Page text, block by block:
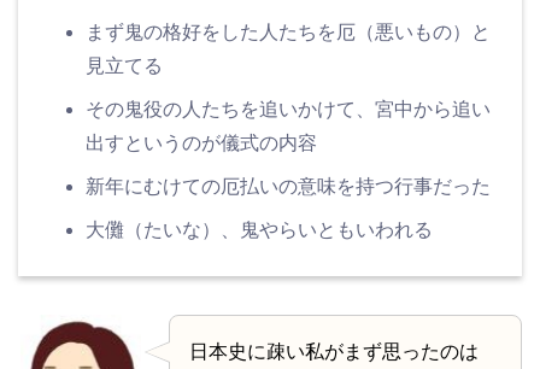
まず鬼の格好をした人たちを厄（悪いもの）と
見立てる
その鬼役の人たちを追いかけて、宮中から追い
出すというのが儀式の内容
新年にむけての厄払いの意味を持つ行事だった
大儺（たいな）、鬼やらいともいわれる
日本史に疎い私がまず思ったのは